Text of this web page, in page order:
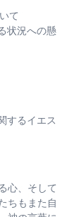
て
状況への懸
するイエス
心、そして
ちもまた自